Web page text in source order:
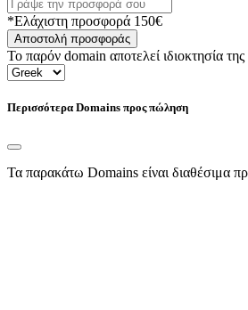
*Ελάχιστη προσφορά 150€
Αποστολή προσφοράς
Το παρόν domain αποτελεί ιδιοκτησία
Περισσότερα Domains προς πώληση
Τα παρακάτω Domains είναι διαθέσιμα